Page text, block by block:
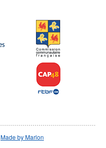
Made by Marlon